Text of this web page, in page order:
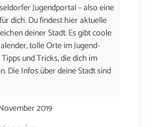
Jugendportal – also eine
dich. Du findest hier aktuelle
deiner Stadt. Es gibt coole
tolle Orte im Jugend-
und Tricks, die dich im
Die Infos über deine Stadt sind
2019